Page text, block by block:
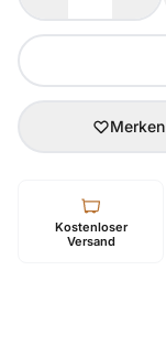
Merken
Kostenloser
Versand